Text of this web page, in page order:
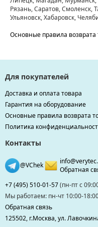
Рязань, Саратов, Смоленск,
Ульяновск, Хабаровск,
Основные правила возврата
Для покупателей
Доставка и оплата товара
Гарантия на оборудование
Основные правила возврата
Политика
Контакты
@VChek
Обратная
+7 (495) 510-01-57(пн-пт с
Мы работаем: пн-чт 10:00-
Обратная связь
125502, г.Москва, ул.